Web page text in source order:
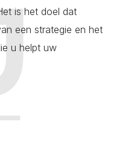
is het doel dat
een strategie en het
u helpt uw